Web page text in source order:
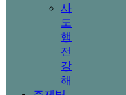
사
도
행
전
강
해